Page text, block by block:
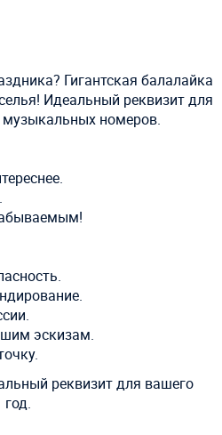
Гигантская балалайка
Идеальный реквизит для
музыкальных номеров.
эскизам.
реквизит для вашего